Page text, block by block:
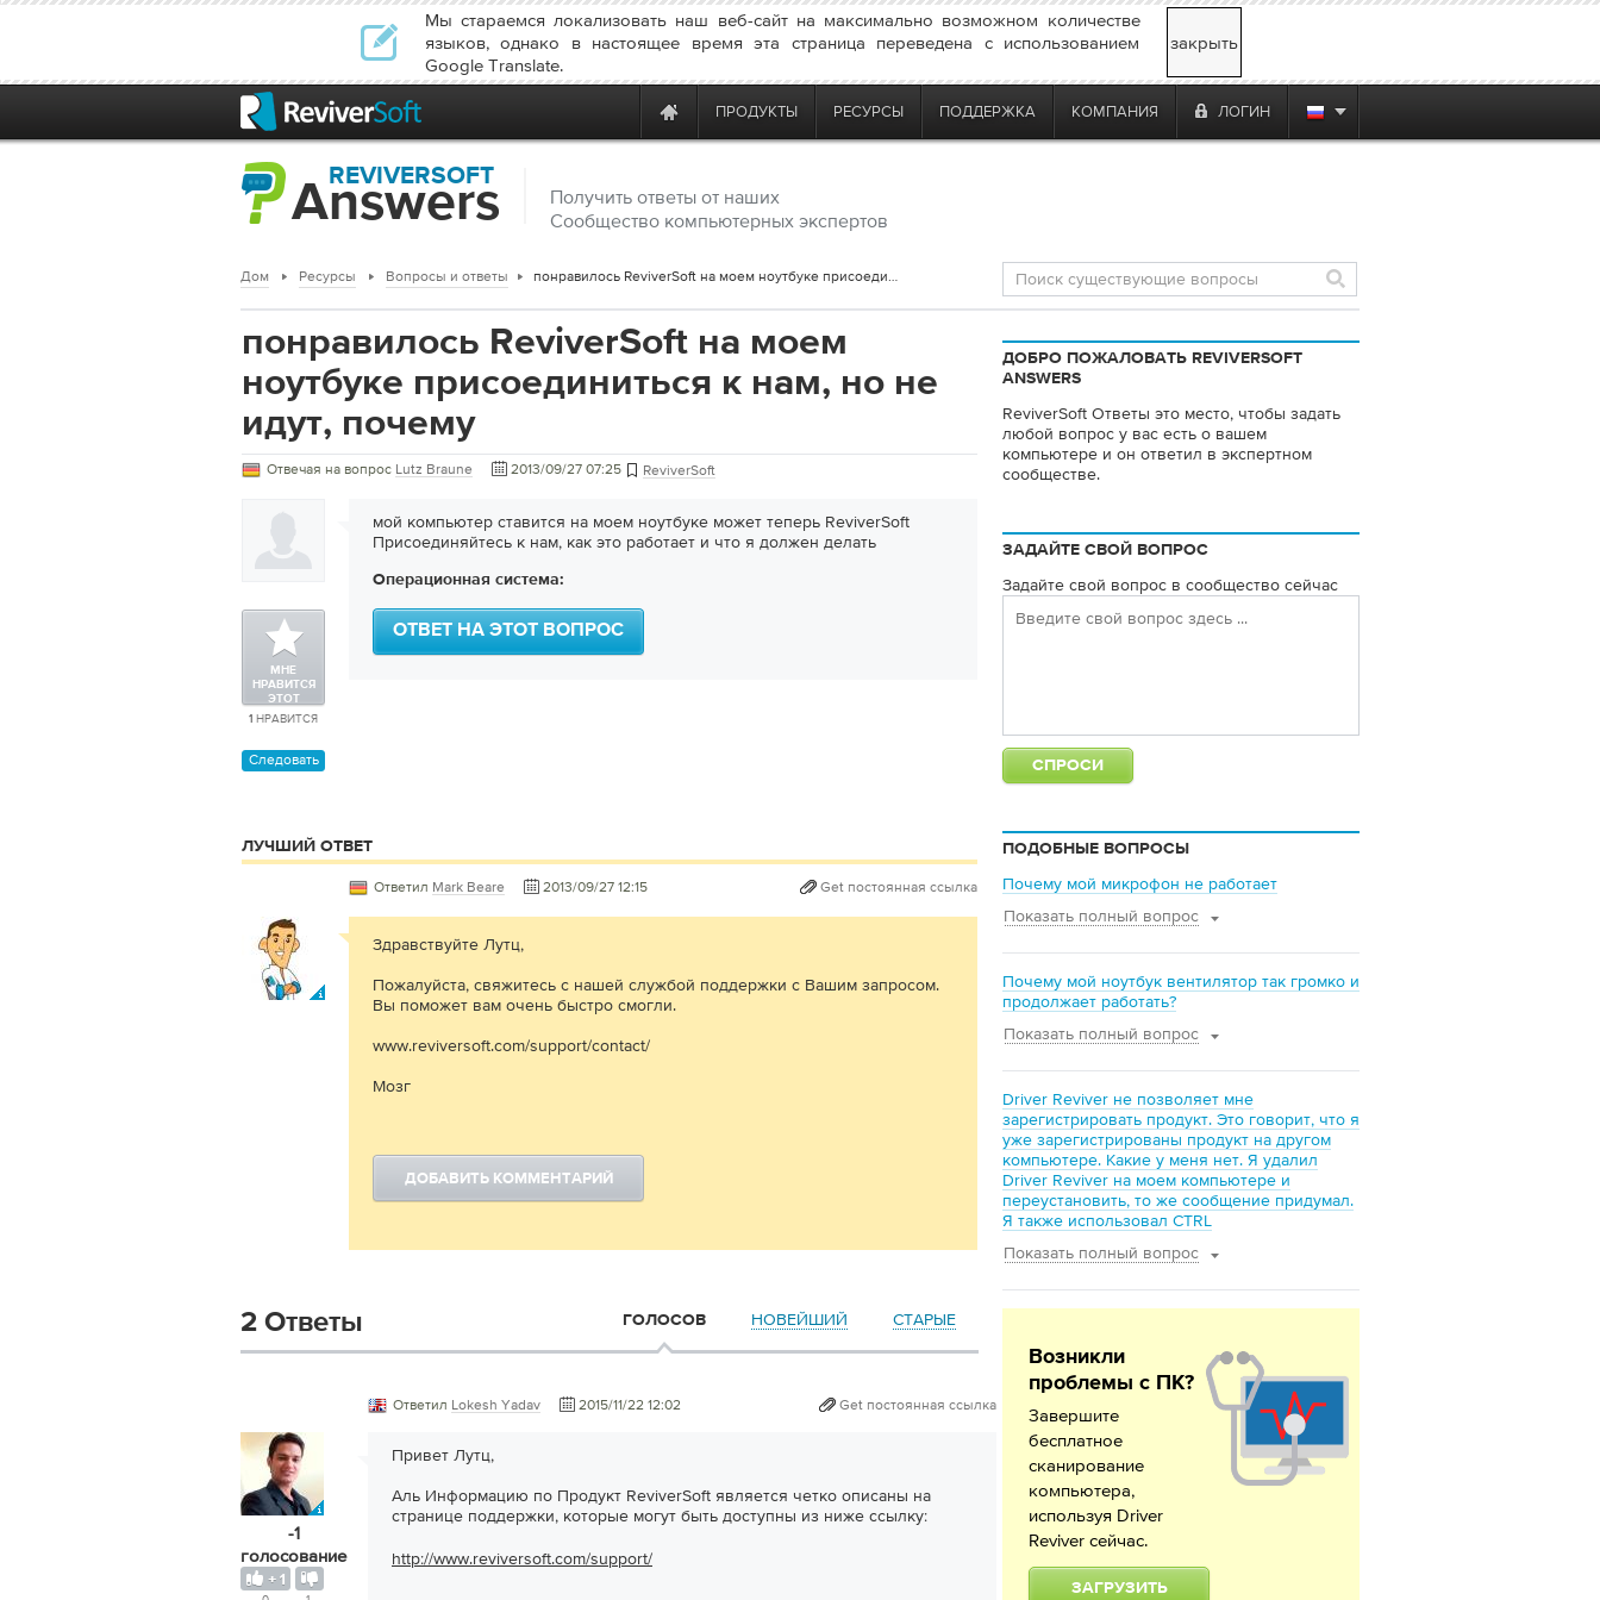
Мы стараемся локализовать наш веб-сайт на максимально возможном количестве
языков, однако в настоящее время эта страница переведена с использованием
Google Translate.
закрыть
ПРОДУКТЫ РЕСУРСЫ ПОДДЕРЖКА КОМПАНИЯ ЛОГИН
REVIVERSOFT
Answers
Получить ответы от наших
Сообщество компьютерных экспертов
Дом Ресурсы Вопросы и ответы понравилось ReviverSoft на моем ноутбуке присоединиться к нам, но не идут, почему
понравилось ReviverSoft на моем
ноутбуке присоединиться к нам, но не
идут, почему
Отвечая на вопрос Lutz Braune 2013/09/27 07:25 ReviverSoft
МНЕ
НРАВИТСЯ
ЭТОТ
ВОПРОС
1 НРАВИТСЯ
Следовать
мой компьютер ставится на моем ноутбуке может теперь ReviverSoft
Присоединяйтесь к нам, как это работает и что я должен делать
Операционная система:
ОТВЕТ НА ЭТОТ ВОПРОС
ЛУЧШИЙ ОТВЕТ
Ответил Mark Beare 2013/09/27 12:15 Get постоянная ссылка
Здравствуйте Лутц,
Пожалуйста, свяжитесь с нашей службой поддержки с Вашим запросом.
Вы поможет вам очень быстро смогли.
www.reviversoft.com/support/contact/
Мозг
ДОБАВИТЬ КОММЕНТАРИЙ
2 Ответы СТАРЫЕ
НОВЕЙШИЙ
ГОЛОСОВ
Ответил Lokesh Yadav 2015/11/22 12:02 Get постоянная ссылка
-1
голосование
Привет Лутц,
Аль Информацию по Продукт ReviverSoft является четко описаны на
странице поддержки, которые могут быть доступны из ниже ссылку:
http://www.reviversoft.com/support/
ДОБРО ПОЖАЛОВАТЬ REVIVERSOFT
ANSWERS
ReviverSoft Ответы это место, чтобы задать
любой вопрос у вас есть о вашем
компьютере и он ответил в экспертном
сообществе.
ЗАДАЙТЕ СВОЙ ВОПРОС
Задайте свой вопрос в сообщество сейчас
ПОДОБНЫЕ ВОПРОСЫ
Почему мой микрофон не работает
Показать полный вопрос
Почему мой ноутбук вентилятор так громко и
продолжает работать?
Показать полный вопрос
Driver Reviver не позволяет мне
зарегистрировать продукт. Это говорит, что я
уже зарегистрированы продукт на другом
компьютере. Какие у меня нет. Я удалил
Driver Reviver на моем компьютере и
переустановить, то же сообщение придумал.
Я также использовал CTRL
Показать полный вопрос
Возникли
проблемы с ПК?
Завершите
бесплатное
сканирование
компьютера,
используя Driver
Reviver сейчас.
ЗАГРУЗИТЬ